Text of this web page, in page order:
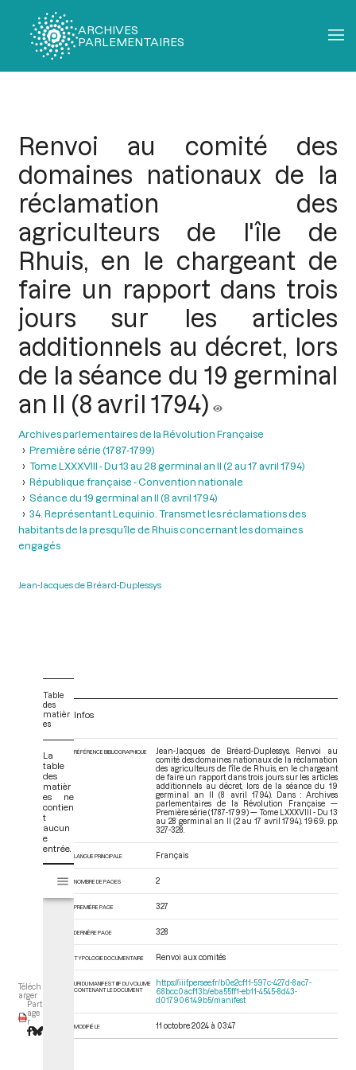
ARCHIVES
PARLEMENTAIRES
Renvoi au comité des
domaines nationaux de la
réclamation des
agriculteurs de l'île de
Rhuis, en le chargeant de
faire un rapport dans trois
jours sur les articles
additionnels au décret, lors
de la séance du 19 germinal
an II (8 avril 1794)
Archives parlementaires de la Révolution Française
Première série (1787-1799)
Tome LXXXVIII - Du 13 au 28 germinal an II (2 au 17 avril 1794)
République française - Convention nationale
Séance du 19 germinal an II (8 avril 1794)
34. Représentant Lequinio. Transmet les réclamations des
habitants de la presqu’île de Rhuis concernant les domaines
engagés
Jean-Jacques de Bréard-Duplessys
Téléch
arger
Part
age
r
Table
des
matièr
es
La
table
des
matièr
es ne
contien
t
aucun
e
entrée.
s
Tome LXXXVIII - Du 13 au 28 germinal an II (2 au 17 avril 1794)
Infos
RÉFÉRENCE BIBLIOGRAPHIQUE
Jean-Jacques de Bréard-Duplessys. Renvoi au
comité des domaines nationaux de la réclamation
des agriculteurs de l'île de Rhuis, en le chargeant
de faire un rapport dans trois jours sur les articles
additionnels au décret, lors de la séance du 19
germinal an II (8 avril 1794). Dans : Archives
parlementaires de la Révolution Française —
Première série (1787-1799) — Tome LXXXVIII - Du 13
au 28 germinal an II (2 au 17 avril 1794) . 1969. pp.
327-328.
LANGUE PRINCIPALE Français
NOMBRE DE PAGES 2
PREMIÈRE PAGE 327
DERNIÈRE PAGE 328
TYPOLOGIE DOCUMENTAIRE Renvoi aux comités
URI DU MANIFEST IIIF DU VOLUME
CONTENANT LE DOCUMENT
https://iiif.persee.fr/b0e2cf11-597c-427d-8ac7-
68bcc0acf13b/eba55ff1-eb11-4545-8d43-
d017906149b5/manifest
MODIFIÉ LE 11 octobre 2024 à 03:47